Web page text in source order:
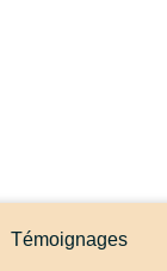
Témoignages